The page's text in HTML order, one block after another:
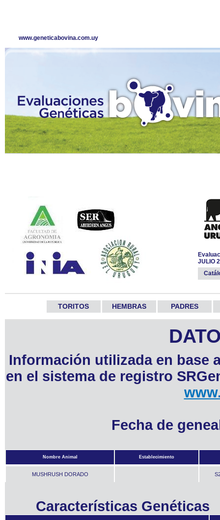
www.geneticabovina.com.uy
JULIO
TORITOS HEMBRAS PADRES
Información utilizada en base
en el sistema de registro
Fecha de
Nombre Animal Establecimiento
MUSHRUSH DORADO
Características Genéticas